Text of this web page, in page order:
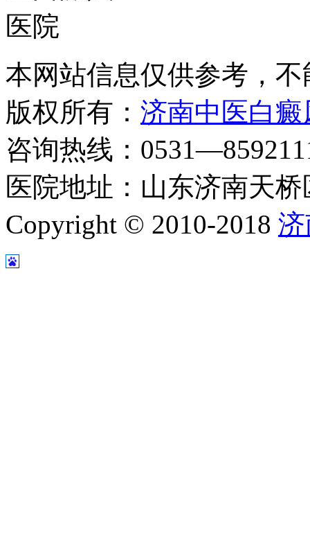
本网站信息仅供参考，
版权所有： 济南中医白癜
咨询热线：
医院地址：山东济南天
Copyright © 2010-2018